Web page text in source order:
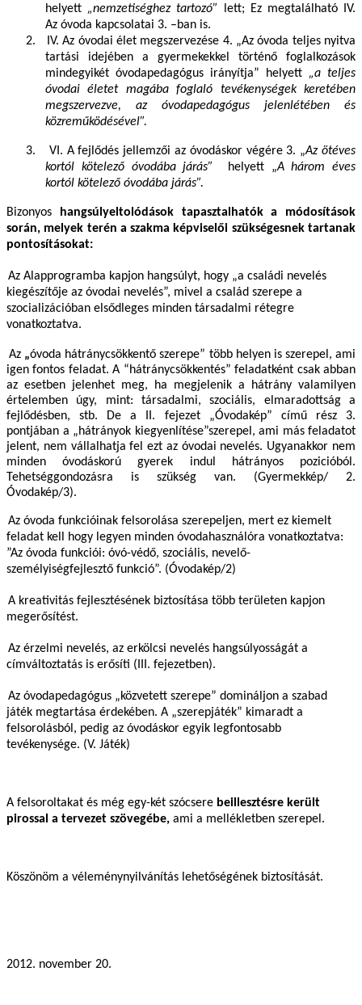
helyett „nemzetiséghez tartozó”
lett; Ez megtalálható IV.
Az óvoda kapcsolatai 3. –ban is.
2.
IV. Az óvodai élet megszervezése 4. „Az óvoda teljes nyitva
tartási idejében a gyermekekkel történő foglalkozások
mindegyikét óvodapedagógus irányítja” helyett „a teljes
óvodai életet magába foglaló tevékenységek keretében
megszervezve, az óvodapedagógus jelenlétében és
közreműködésével”.
3. VI. A fejlődés jellemzői az óvodáskor végére 3. „Az ötéves
kortól kötelező óvodába járás”
helyett „A három éves
kortól kötelező óvodába járás”.
Bizonyos
hangsúlyeltolódások tapasztalhatók a módosítások
során, melyek terén a szakma képviselői szükségesnek tartanak
pontosításokat:
Az Alapprogramba kapjon hangsúlyt, hogy „a családi nevelés
kiegészítője az óvodai nevelés”, mivel a család szerepe a
szocializációban elsődleges minden társadalmi rétegre
vonatkoztatva.
Az „óvoda hátránycsökkentő szerepe” több helyen is szerepel, ami
igen fontos feladat. A “hátránycsökkentés” feladatként csak abban
az esetben jelenhet meg, ha megjelenik a hátrány valamilyen
értelemben úgy, mint: társadalmi, szociális, elmaradottság a
fejlődésben, stb. De a II. fejezet „Óvodakép” című rész 3.
pontjában a „hátrányok kiegyenlítése”szerepel, ami más feladatot
jelent, nem vállalhatja fel ezt az óvodai nevelés. Ugyanakkor nem
minden óvodáskorú gyerek indul hátrányos pozicióból.
Tehetséggondozásra is szükség van. (Gyermekkép/ 2.
Óvodakép/3).
Az óvoda funkcióinak felsorolása szerepeljen, mert ez kiemelt
feladat kell hogy legyen minden óvodahasználóra vonatkoztatva:
”Az óvoda funkciói: óvó-védő, szociális, nevelő-
személyiségfejlesztő funkció”. (Óvodakép/2)
A kreativitás fejlesztésének biztosítása több területen kapjon
megerősítést.
Az érzelmi nevelés, az erkölcsi nevelés hangsúlyosságát a
címváltoztatás is erősíti (III. fejezetben).
Az óvodapedagógus „közvetett szerepe” domináljon a szabad
játék megtartása érdekében. A „szerepjáték” kimaradt a
felsorolásból, pedig az óvodáskor egyik legfontosabb
tevékenysége. (V. Játék)
A felsoroltakat és még egy-két szócsere beillesztésre került
pirossal a tervezet szövegébe, ami a mellékletben szerepel.
Köszönöm a véleménynyilvánítás lehetőségének biztosítását.
2012. november 20.